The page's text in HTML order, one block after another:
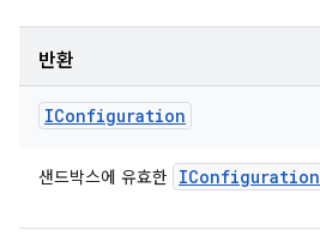
반환
IConfiguration
샌드박스에 유효한 IConfiguration